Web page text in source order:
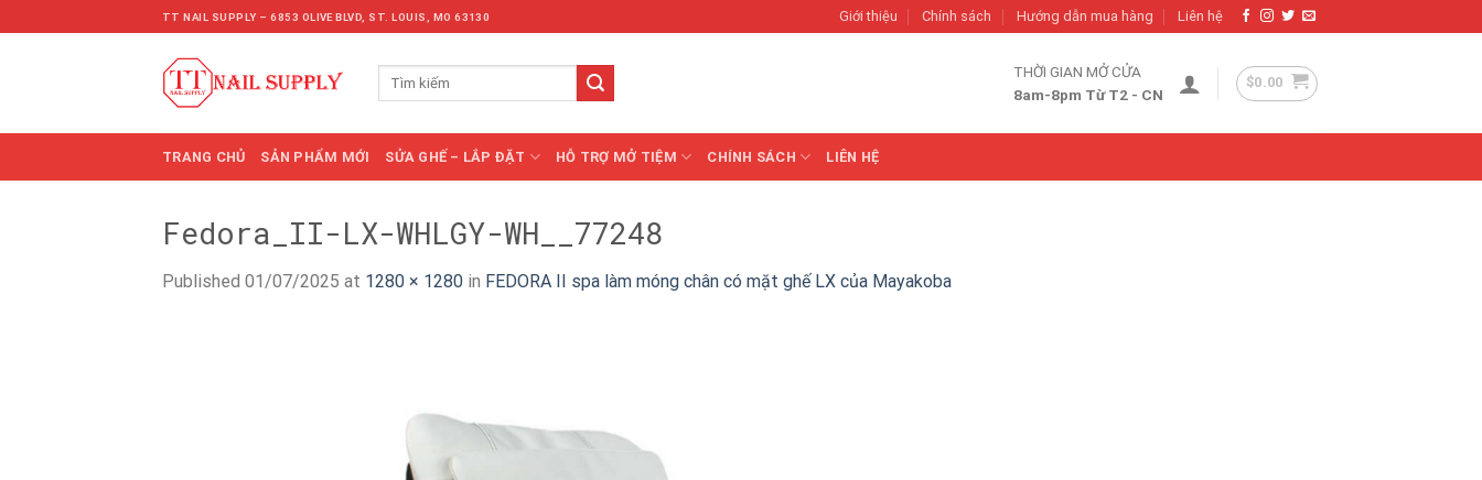
to
TT NAIL SUPPLY – 6853 OLIVE BLVD, ST. LOUIS, MO 63130 Giới thiệu Chính sách Hướng dẫn mua hàng Liên hệ
Tìm
THỜI GIAN MỞ CỬA
8am-8pm Từ T2 - CN
$0.00
TRANG CHỦ SẢN PHẨM MỚI SỬA GHẾ – LẮP ĐẶT HỖ TRỢ MỞ TIỆM CHÍNH SÁCH LIÊN HỆ
Fedora_II-LX-WHLGY-WH__77248
Published 01/07/2025 at 1280 × 1280 in FEDORA II spa làm móng chân có mặt ghế LX của Mayakoba